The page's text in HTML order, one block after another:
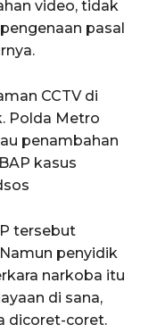
video, tidak
pasal
CCTV di
Polda Metro
penambahan
kasus
tersebut
penyidik
narkoba itu
di sana,
dicoret-coret.